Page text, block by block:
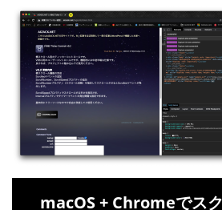
過
macOS + Chromeでス